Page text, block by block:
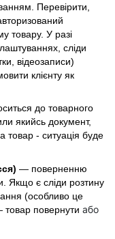
Перевірити,
товару. У разі
сліди
відеозаписи)
клієнту як
до товарного
якийсь документ,
товар - ситуація буде
— поверненню
Якщо є сліди розтину
(особливо це
товар повернути або